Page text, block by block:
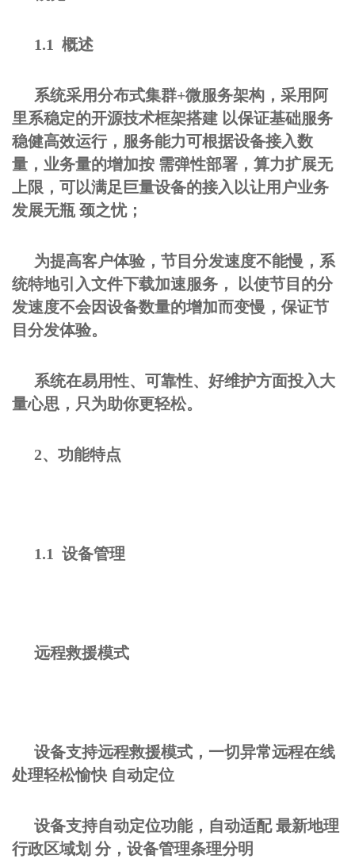
1.1 概述
系统采用分布式集群+微服务架构，采用阿
里系稳定的开源技术框架搭建 以保证基础服务
稳健高效运行，服务能力可根据设备接入数
量，业务量的增加按 需弹性部署，算力扩展无
上限，可以满足巨量设备的接入以让用户业务
发展无瓶 颈之忧；
为提高客户体验，节目分发速度不能慢，系
统特地引入文件下载加速服务， 以使节目的分
发速度不会因设备数量的增加而变慢，保证节
目分发体验。
系统在易用性、可靠性、好维护方面投入大
量心思，只为助你更轻松。
2、功能特点
1.1 设备管理
远程救援模式
设备支持远程救援模式，一切异常远程在线
处理轻松愉快 自动定位
设备支持自动定位功能，自动适配 最新地理
行政区域划 分，设备管理条理分明